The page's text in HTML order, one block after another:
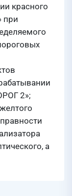
красного
при
2»;
а